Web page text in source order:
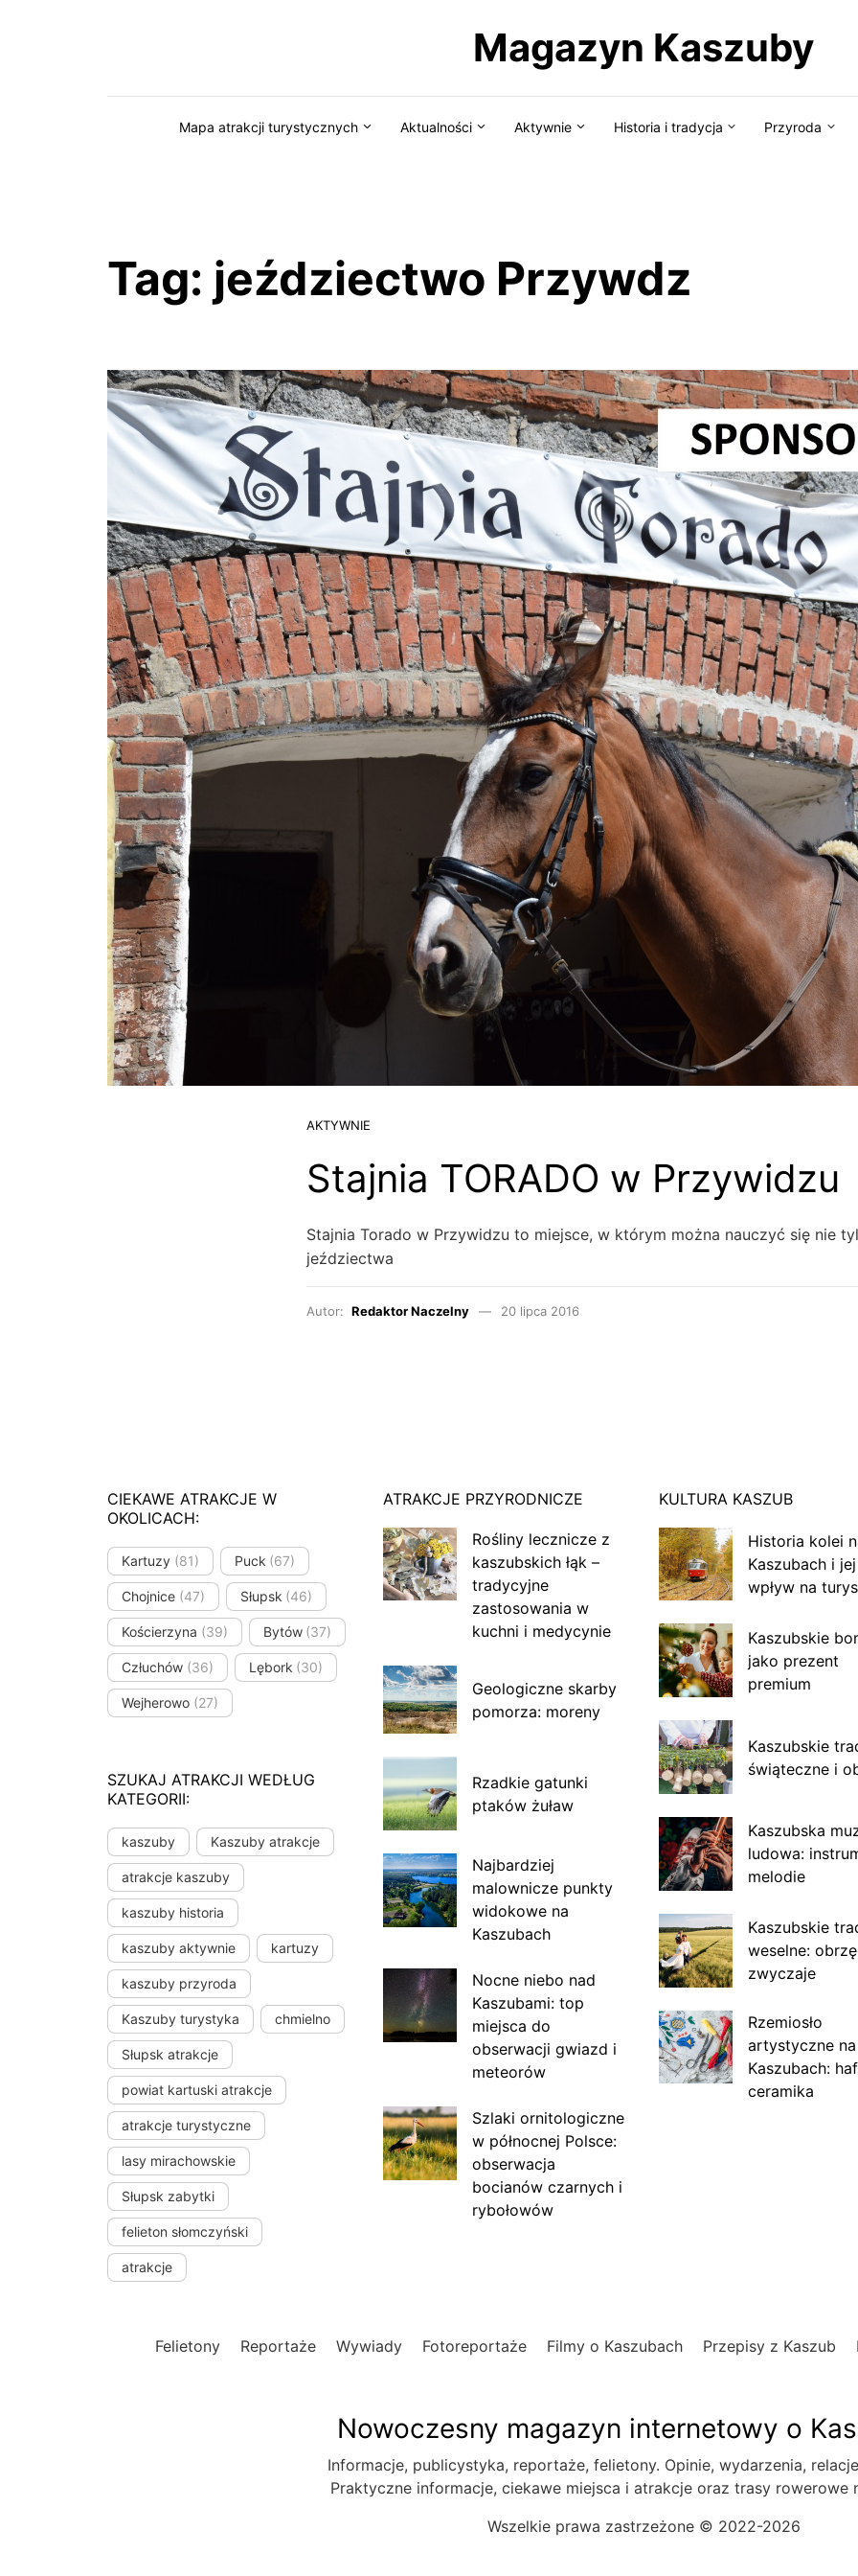
Magazyn Kaszuby
Mapa atrakcji turystycznych Aktualności Aktywnie Historia i tradycja Przyroda
Tag: jeździectwo Przywdz
AKTYWNIE
Stajnia TORADO w Przywidzu
Stajnia Torado w Przywidzu to miejsce, w którym można nauczyć się nie
jeździectwa
Autor: Redaktor Naczelny 20 lipca 2016
CIEKAWE ATRAKCJE W
OKOLICACH:
Kartuzy (81) Puck (67)
Chojnice (47) Słupsk (46)
Kościerzyna (39) Bytów (37)
Człuchów (36) Lębork (30)
Wejherowo (27)
SZUKAJ ATRAKCJI WEDŁUG
KATEGORII:
kaszuby Kaszuby atrakcje
atrakcje kaszuby
kaszuby historia
kaszuby aktywnie kartuzy
kaszuby przyroda
Kaszuby turystyka chmielno
Słupsk atrakcje
powiat kartuski atrakcje
atrakcje turystyczne
lasy mirachowskie
Słupsk zabytki
felieton słomczyński
atrakcje
ATRAKCJE PRZYRODNICZE
Rośliny lecznicze z
kaszubskich łąk –
tradycyjne
zastosowania w
kuchni i medycynie
Geologiczne skarby
pomorza: moreny
Rzadkie gatunki
ptaków żuław
Najbardziej
malownicze punkty
widokowe na
Kaszubach
Nocne niebo nad
Kaszubami: top
miejsca do
obserwacji gwiazd i
meteorów
Szlaki ornitologiczne
w północnej Polsce:
obserwacja
bocianów czarnych i
rybołowów
KULTURA KASZUB
Historia kolei
Kaszubach i jej
wpływ na
Kaszubskie
jako prezent
premium
Kaszubskie
świąteczne i
Kaszubska
ludowa:
melodie
Kaszubskie
weselne:
zwyczaje
Rzemiosło
artystyczne na
Kaszubach:
ceramika
Felietony Reportaże Wywiady Fotoreportaże Filmy o Kaszubach Przepisy z Kaszub
Nowoczesny magazyn internetowy o
Informacje, publicystyka, reportaże, felietony. Opinie, wydarzenia,
Praktyczne informacje, ciekawe miejsca i atrakcje oraz trasy rowerowe
Wszelkie prawa zastrzeżone © 2022-2026